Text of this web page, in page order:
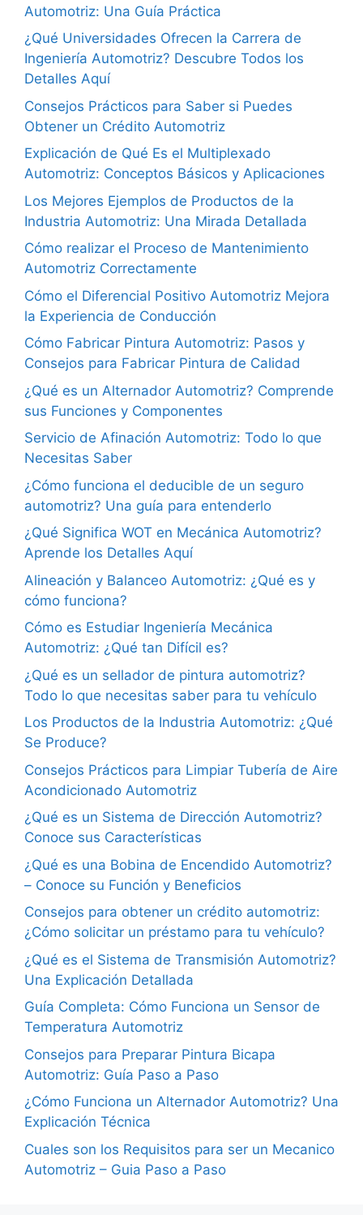
Automotriz: Una Guía Práctica
¿Qué Universidades Ofrecen la Carrera de
Ingeniería Automotriz? Descubre Todos los
Detalles Aquí
Consejos Prácticos para Saber si Puedes
Obtener un Crédito Automotriz
Explicación de Qué Es el Multiplexado
Automotriz: Conceptos Básicos y Aplicaciones
Los Mejores Ejemplos de Productos de la
Industria Automotriz: Una Mirada Detallada
Cómo realizar el Proceso de Mantenimiento
Automotriz Correctamente
Cómo el Diferencial Positivo Automotriz Mejora
la Experiencia de Conducción
Cómo Fabricar Pintura Automotriz: Pasos y
Consejos para Fabricar Pintura de Calidad
¿Qué es un Alternador Automotriz? Comprende
sus Funciones y Componentes
Servicio de Afinación Automotriz: Todo lo que
Necesitas Saber
¿Cómo funciona el deducible de un seguro
automotriz? Una guía para entenderlo
¿Qué Significa WOT en Mecánica Automotriz?
Aprende los Detalles Aquí
Alineación y Balanceo Automotriz: ¿Qué es y
cómo funciona?
Cómo es Estudiar Ingeniería Mecánica
Automotriz: ¿Qué tan Difícil es?
¿Qué es un sellador de pintura automotriz?
Todo lo que necesitas saber para tu vehículo
Los Productos de la Industria Automotriz: ¿Qué
Se Produce?
Consejos Prácticos para Limpiar Tubería de Aire
Acondicionado Automotriz
¿Qué es un Sistema de Dirección Automotriz?
Conoce sus Características
¿Qué es una Bobina de Encendido Automotriz?
– Conoce su Función y Beneficios
Consejos para obtener un crédito automotriz:
¿Cómo solicitar un préstamo para tu vehículo?
¿Qué es el Sistema de Transmisión Automotriz?
Una Explicación Detallada
Guía Completa: Cómo Funciona un Sensor de
Temperatura Automotriz
Consejos para Preparar Pintura Bicapa
Automotriz: Guía Paso a Paso
¿Cómo Funciona un Alternador Automotriz? Una
Explicación Técnica
Cuales son los Requisitos para ser un Mecanico
Automotriz – Guia Paso a Paso